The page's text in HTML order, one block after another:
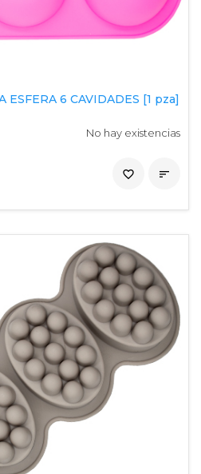
ESFERA 6 CAVIDADES [1 pza]
No hay existencias

favorite_border